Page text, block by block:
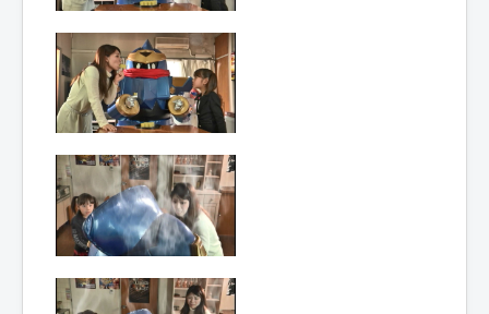
Dengeki!! Raidenmaru (電撃!! ラ
イデンマル) = Électrochoc!!
Raidenmaru
Année :2015
Toku-actrice(s) : Kasumi Tsuji
Nombre d'image(s) :300